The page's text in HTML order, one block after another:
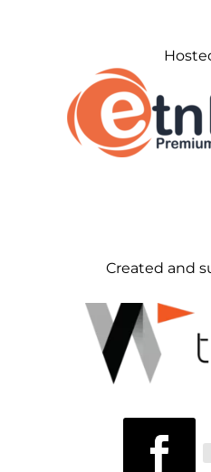
Created and